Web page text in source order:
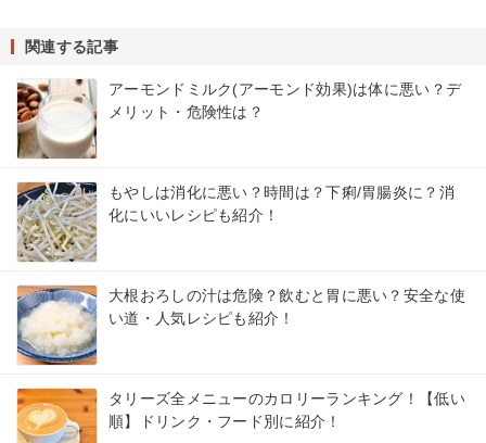
関連する記事
アーモンドミルク(アーモンド効果)は体に悪い？デ
メリット・危険性は？
もやしは消化に悪い？時間は？下痢/胃腸炎に？消
化にいいレシピも紹介！
大根おろしの汁は危険？飲むと胃に悪い？安全な使
い道・人気レシピも紹介！
タリーズ全メニューのカロリーランキング！【低い
順】ドリンク・フード別に紹介！